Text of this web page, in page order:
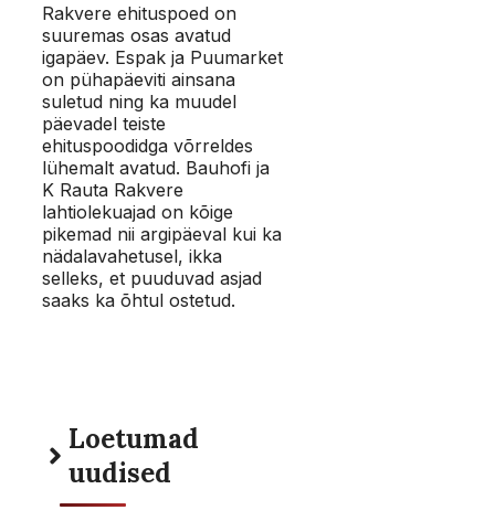
Rakvere ehituspoed on
suuremas osas avatud
igapäev. Espak ja Puumarket
on pühapäeviti ainsana
suletud ning ka muudel
päevadel teiste
ehituspoodidga võrreldes
lühemalt avatud. Bauhofi ja
K Rauta Rakvere
lahtiolekuajad on kõige
pikemad nii argipäeval kui ka
nädalavahetusel, ikka
selleks, et puuduvad asjad
saaks ka õhtul ostetud.
Loetumad
uudised